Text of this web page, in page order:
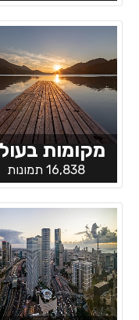
מקומות
16,838 תמונות